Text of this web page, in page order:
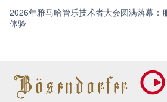
2026年雅马哈管乐技术者大会圆满落幕：
体验